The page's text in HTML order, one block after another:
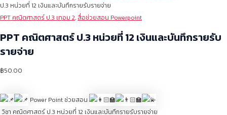
ป.3 หน่วยที่ 12 เงินและบันทึกรายรับรายจ่าย
PPT คณิตศาสตร์ ป.3 เทอม 2, สื่อช่วยสอน Powerpoint
PPT คณิตศาสตร์ ป.3 หน่วยที่ 12 เงินและบันทึกรายรับ
รายจ่าย
฿50.00
Power Point ช่วยสอน
วิชา คณิตศาสตร์ ป.3 หน่วยที่ 12 เงินและบันทึกรายรับรายจ่าย